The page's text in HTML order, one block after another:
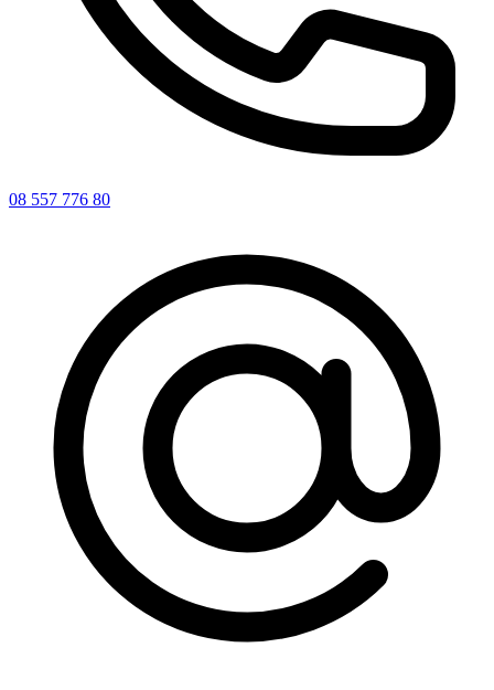
08 557 776 80